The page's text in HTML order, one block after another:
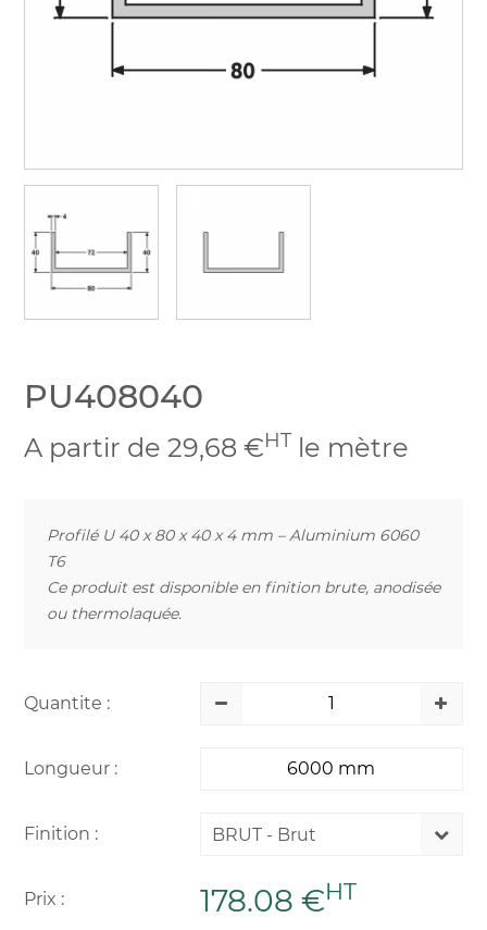
PU408040
A partir de 29,68 €HT le mètre
Profilé U 40 x 80 x 40 x 4 mm – Aluminium 6060
T6
Ce produit est disponible en finition brute, anodisée
ou thermolaquée.
Quantite :
Longueur :
Finition : BRUT - Brut
Prix : 178.08 €HT